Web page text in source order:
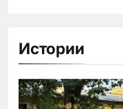
Истории